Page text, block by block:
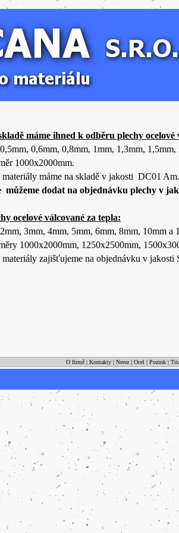
máme ihned k odběru plechy ocelové
0,6mm, 0,8mm, 1mm, 1,3mm, 1,5mm,
1000x2000mm.
materiály máme na skladě v jakosti DC01 Am.
můžeme dodat na objednávku plechy v
ocelové válcované za tepla:
mm, 3mm, 4mm, 5mm, 6mm, 8mm, 10mm a
1000x2000mm, 1250x2500mm,
zajišťujeme na objednávku v jakosti
O firmě | Kontakty | Nerez | Ocel | Pozink |